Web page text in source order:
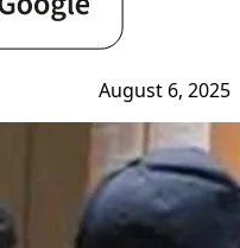
August 6, 2025